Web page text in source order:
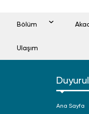
Bölüm
Ulaşım
Ana Sayfa